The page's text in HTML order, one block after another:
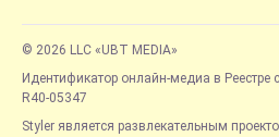
© 2026 LLC «UBT MEDIA»
Идентификатор онлайн-медиа в Реестре
R40-05347
Styler является развлекательным